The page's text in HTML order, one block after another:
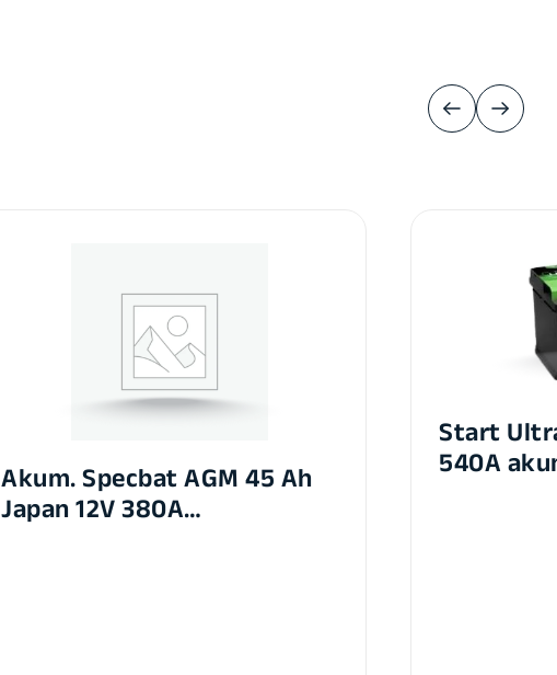
Akum. Specbat AGM 45 Ah
Japan 12V 380A
Start
540A